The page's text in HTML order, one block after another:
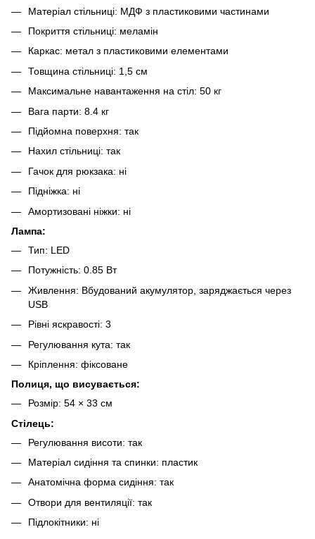
Матеріал стільниці: МДФ з пластиковими частинами
Покриття стільниці: меламін
Каркас: метал з пластиковими елементами
Товщина стільниці: 1,5 см
Максимальне навантаження на стіл: 50 кг
Вага парти: 8.4 кг
Підйомна поверхня: так
Нахил стільниці: так
Гачок для рюкзака: ні
Підніжка: ні
Амортизовані ніжки: ні
Лампа:
Тип: LED
Потужність: 0.85 Вт
Живлення: Вбудований акумулятор, заряджається через
USB
Рівні яскравості: 3
Регулювання кута: так
Кріплення: фіксоване
Полиця, що висувається:
Розмір: 54 × 33 см
Стілець:
Регулювання висоти: так
Матеріал сидіння та спинки: пластик
Анатомічна форма сидіння: так
Отвори для вентиляції: так
Підлокітники: ні